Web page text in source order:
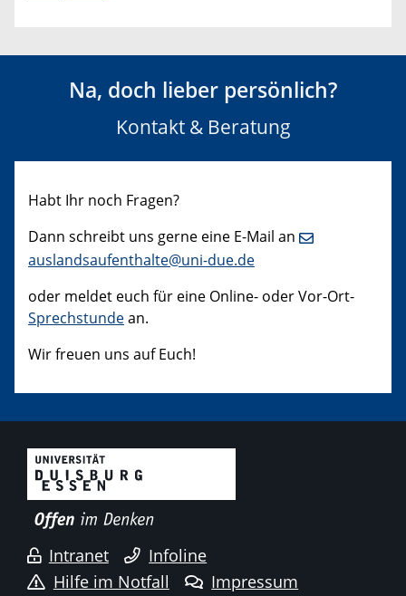
Na, doch lieber persönlich?
Kontakt & Beratung
Habt Ihr noch Fragen?
Dann schreibt uns gerne eine E-Mail an
auslandsaufenthalte@uni-due.de
oder meldet euch für eine Online- oder Vor-Ort-
Sprechstundean.
Wir freuen uns auf Euch!
Intranet
Infoline
Hilfe im Notfall
Impressum